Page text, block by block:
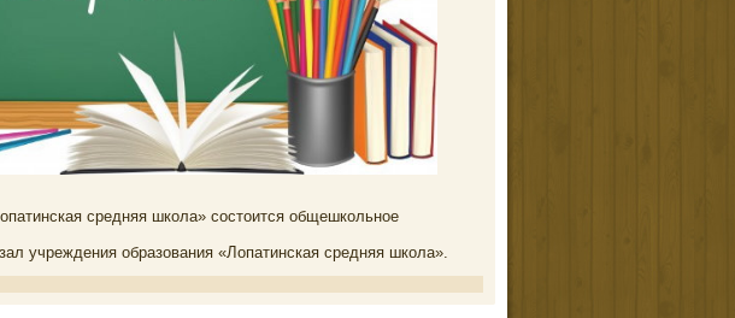
средняя школа» состоится общешкольное
учреждения образования «Лопатинская средняя школа».